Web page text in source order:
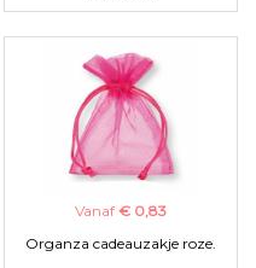
Vanaf € 0,83
Organza cadeauzakje roze.